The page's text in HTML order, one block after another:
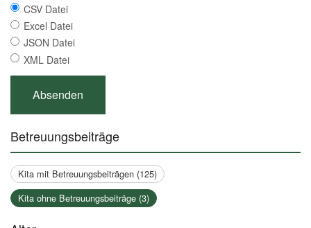
CSV Datei
Excel Datei
JSON Datei
XML Datei
Betreuungsbeiträge
Kita mit Betreuungsbeiträgen (125)
Kita ohne Betreuungsbeiträge (3)